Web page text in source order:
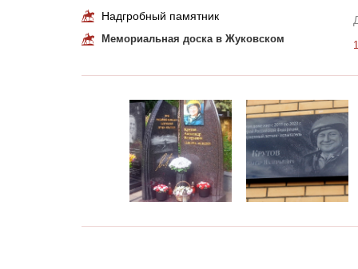
Надгробный памятник
Мемориальная доска в Жуковском